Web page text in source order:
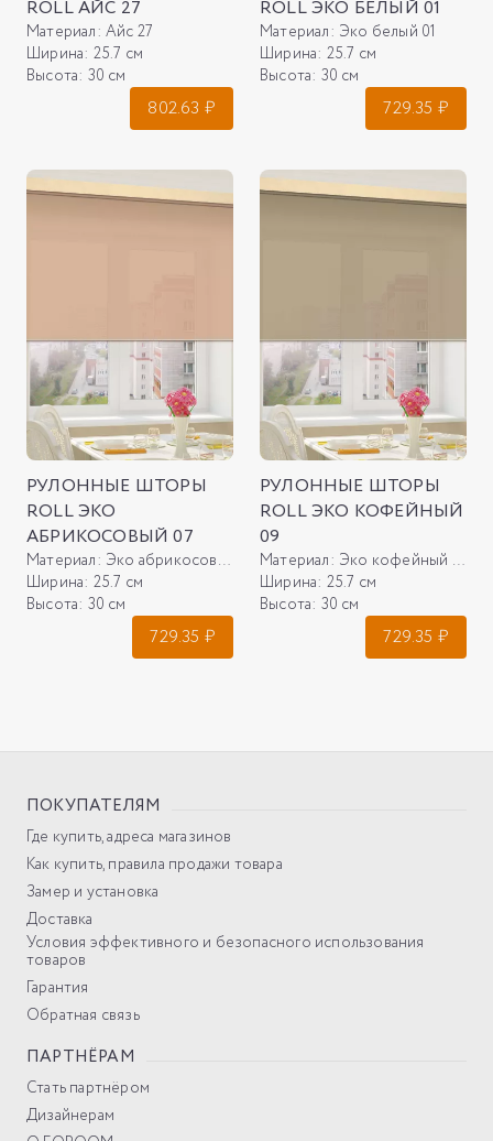
ROLL АЙС 27
Материал: Айс 27
Ширина: 25.7 см
Высота: 30 см
802.63 ₽
ROLL ЭКО БЕЛЫЙ 01
Материал: Эко белый 01
Ширина: 25.7 см
Высота: 30 см
729.35 ₽
РУЛОННЫЕ ШТОРЫ
ROLL ЭКО
АБРИКОСОВЫЙ 07
Материал: Эко абрикосовый 07
Ширина: 25.7 см
Высота: 30 см
729.35 ₽
РУЛОННЫЕ ШТОРЫ
ROLL ЭКО КОФЕЙНЫЙ
09
Материал: Эко кофейный 09
Ширина: 25.7 см
Высота: 30 см
729.35 ₽
ПОКУПАТЕЛЯМ
Где купить, адреса магазинов
Как купить, правила продажи товара
Замер и установка
Доставка
Условия эффективного и безопасного использования
товаров
Гарантия
Обратная связь
ПАРТНЁРАМ
Стать партнёром
Дизайнерам